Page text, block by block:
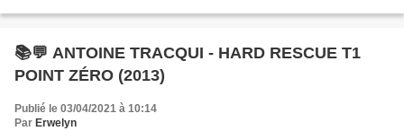
📚💬 ANTOINE TRACQUI - HARD RESCUE T1
POINT ZÉRO (2013)
Publié le 03/04/2021 à 10:14
Par Erwelyn